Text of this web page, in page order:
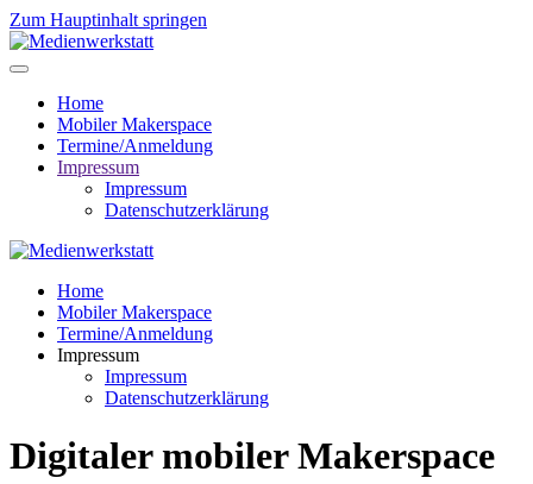
Zum Hauptinhalt springen
Home
Mobiler Makerspace
Termine/Anmeldung
Impressum
Impressum
Datenschutzerklärung
Home
Mobiler Makerspace
Termine/Anmeldung
Impressum
Impressum
Datenschutzerklärung
Digitaler mobiler Makerspace